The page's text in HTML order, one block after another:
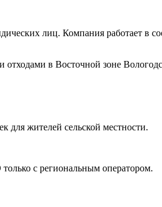
лиц. Компания работает в
в Восточной зоне
для жителей сельской местности.
с региональным оператором.